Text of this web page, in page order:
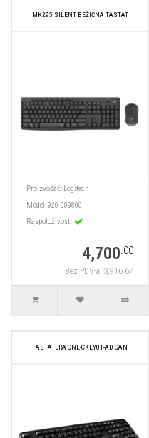
MK295 SILENT BEŽIČNA TASTAT
Proizvođač: Logitech
Model:920-009800
Raspoloživost:
4,700.00
Bez PDV-a: 3,916.67
TASTATURA CNE-CKEY01-AD CAN